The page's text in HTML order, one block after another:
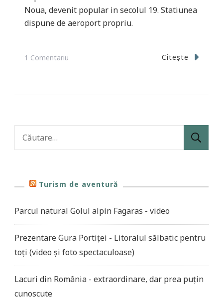
Noua, devenit popular in secolul 19. Statiunea
dispune de aeroport propriu.
1 Comentariu Citește
Caută
Turism de aventură
Parcul natural Golul alpin Fagaras - video
Prezentare Gura Portiței - Litoralul sălbatic pentru
toți (video și foto spectaculoase)
Lacuri din România - extraordinare, dar prea puțin
cunoscute